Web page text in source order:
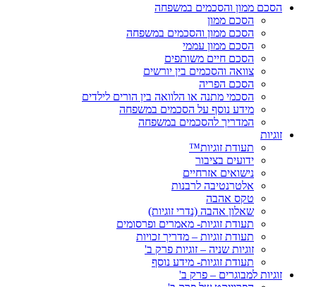
הסכם ממון והסכמים במשפחה
הסכם ממון
הסכם ממון והסכמים במשפחה
הסכם ממון עממי
הסכם חיים משותפים
צוואה והסכמים בין יורשים
הסכם הפריה
הסכמי מתנה או הלוואה בין הורים לילדים
מידע נוסף על הסכמים במשפחה
המדריך להסכמים במשפחה
זוגיות
תעודת זוגיות™
ידועים בציבור
נישואים אזרחיים
אלטרנטיבה לרבנות
טקס אהבה
שאלון אהבה (נדרי זוגיות)
תעודת זוגיות- מאמרים ופרסומים
תעודת זוגיות – מדריך זכויות
זוגיות שניה – זוגיות פרק ב'
תעודת זוגיות- מידע נוסף
זוגיות למבוגרים – פרק ב'